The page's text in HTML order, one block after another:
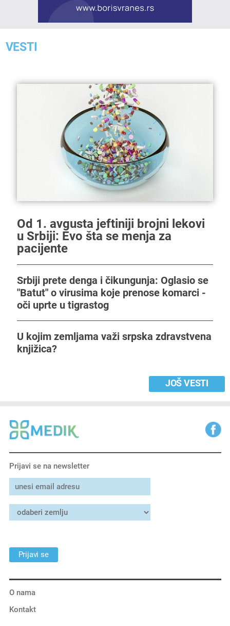
VESTI
Od 1. avgusta jeftiniji brojni lekovi
u Srbiji: Evo šta se menja za
pacijente
Srbiji prete denga i čikungunja: Oglasio se
"Batut" o virusima koje prenose komarci -
oči uprte u tigrastog
U kojim zemljama važi srpska zdravstvena
knjižica?
JOŠ VESTI
O nama
Kontakt
Prijavi se na newsletter
Prijavi se